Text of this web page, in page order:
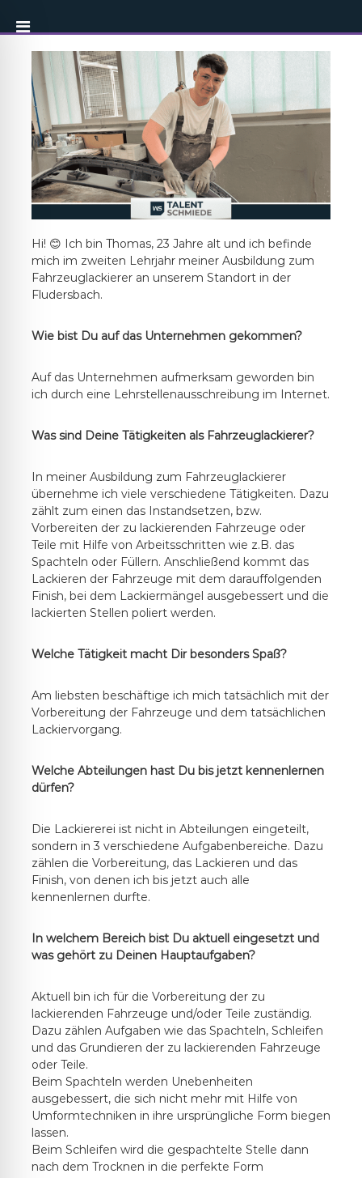
Hi! 😊 Ich bin Thomas, 23 Jahre alt und ich befinde
mich im zweiten Lehrjahr meiner Ausbildung zum
Fahrzeuglackierer an unserem Standort in der
Fludersbach.
Wie bist Du auf das Unternehmen gekommen?
Auf das Unternehmen aufmerksam geworden bin
ich durch eine Lehrstellenausschreibung im Internet.
Was sind Deine Tätigkeiten als Fahrzeuglackierer?
In meiner Ausbildung zum Fahrzeuglackierer
übernehme ich viele verschiedene Tätigkeiten. Dazu
zählt zum einen das Instandsetzen, bzw.
Vorbereiten der zu lackierenden Fahrzeuge oder
Teile mit Hilfe von Arbeitsschritten wie z.B. das
Spachteln oder Füllern. Anschließend kommt das
Lackieren der Fahrzeuge mit dem darauffolgenden
Finish, bei dem Lackiermängel ausgebessert und die
lackierten Stellen poliert werden.
Welche Tätigkeit macht Dir besonders Spaß?
Am liebsten beschäftige ich mich tatsächlich mit der
Vorbereitung der Fahrzeuge und dem tatsächlichen
Lackiervorgang.
Welche Abteilungen hast Du bis jetzt kennenlernen
dürfen?
Die Lackiererei ist nicht in Abteilungen eingeteilt,
sondern in 3 verschiedene Aufgabenbereiche. Dazu
zählen die Vorbereitung, das Lackieren und das
Finish, von denen ich bis jetzt auch alle
kennenlernen durfte.
In welchem Bereich bist Du aktuell eingesetzt und
was gehört zu Deinen Hauptaufgaben?
Aktuell bin ich für die Vorbereitung der zu
lackierenden Fahrzeuge und/oder Teile zuständig.
Dazu zählen Aufgaben wie das Spachteln, Schleifen
und das Grundieren der zu lackierenden Fahrzeuge
oder Teile.
Beim Spachteln werden Unebenheiten
ausgebessert, die sich nicht mehr mit Hilfe von
Umformtechniken in ihre ursprüngliche Form biegen
lassen.
Beim Schleifen wird die gespachtelte Stelle dann
nach dem Trocknen in die perfekte Form